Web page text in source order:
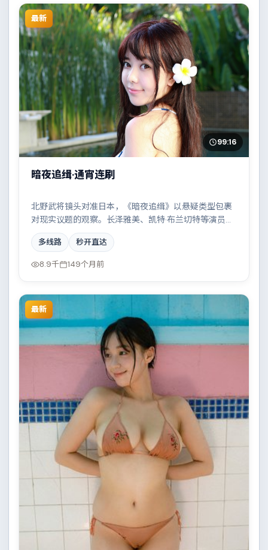
最新
99:16
暗夜追缉·通宵连刷
北野武将镜头对准日本，《暗夜追缉》以悬疑类型包裹
对现实议题的观察。长泽雅美、凯特·布兰切特等演员的
表演层次丰富，都市霓虹下的人性试炼与自我救赎。全
片在类型元素与人文关怀之间取得平衡。
多线路 秒开直达
8.9千 149个月前
最新